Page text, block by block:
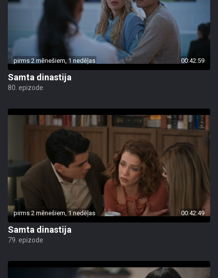
pirms 2 mēnešiem, 1 nedēļas 00:42:59
Samta dinastija
80. epizode
pirms 2 mēnešiem, 1 nedēļas 00:42:49
Samta dinastija
79. epizode